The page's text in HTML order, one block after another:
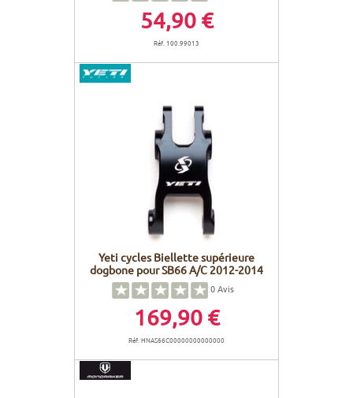
54,90 €
Réf. 100.99013
Yeti cycles Biellette supérieure
dogbone pour SB66 A/C 2012-2014
0Avis
169,90 €
Réf. HNAS66C00000000000000